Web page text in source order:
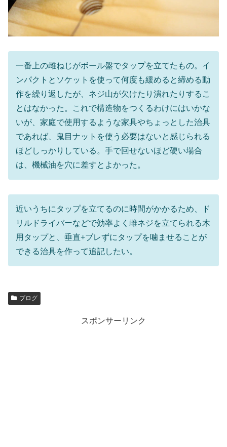
一番上の雌ねじがボール盤でタップを立てたもの。イ
ンパクトとソケットを使って何度も緩めると締める動
作を繰り返したが、ネジ山が欠けたり潰れたりするこ
とはなかった。これで構造物をつくるわけにはいかな
いが、家庭で使用するような家具やちょっとした治具
であれば、鬼目ナットを使う必要はないと感じられる
ほどしっかりしている。手で回せないほど硬い場合
は、機械油を穴に差すとよかった。
近いうちにタップを立てるのに時間がかかるため、ド
リルドライバーなどで効率よく雌ネジを立てられる木
用タップと、垂直+ブレずにタップを噛ませることが
できる治具を作って追記したい。
ブログ
スポンサーリンク